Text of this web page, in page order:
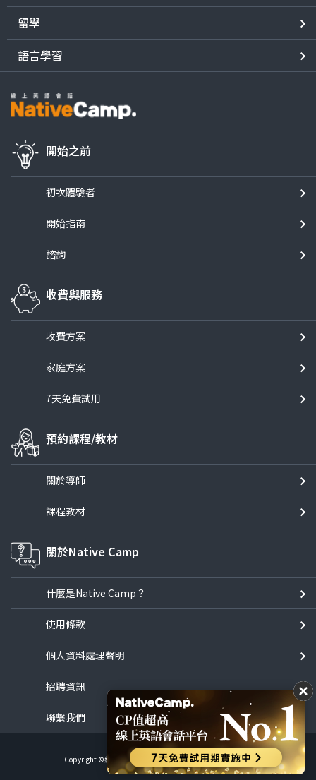
留學
語言學習
開始之前
初次體驗者
開始指南
諮詢
收費與服務
收費方案
家庭方案
7天免費試用
預約課程/教材
關於導師
課程教材
關於Native Camp
什麼是Native Camp？
使用條款
個人資料處理聲明
招聘資訊
聯繫我們
Copyright ©線上英語會話NativeCamp All Rights Reserved.